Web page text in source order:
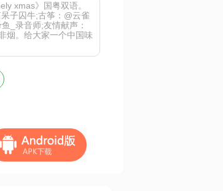
xmas》国粤双语。
子囚牛;古筝：@云雀
_录音师;友情献声：
烟。给大家一个中国味